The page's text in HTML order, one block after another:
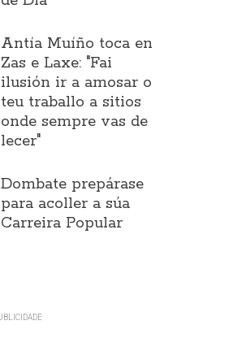
Antía Muíño toca en
Zas e Laxe: "Fai
ilusión ir a amosar o
teu traballo a sitios
onde sempre vas de
lecer"
Dombate prepárase
para acoller a súa
Carreira Popular